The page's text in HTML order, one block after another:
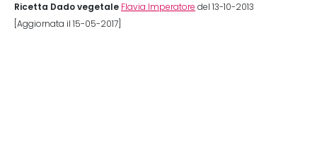
Ricetta Dado vegetale Flavia Imperatore del 13-10-2013
[Aggiornata il 15-05-2017]